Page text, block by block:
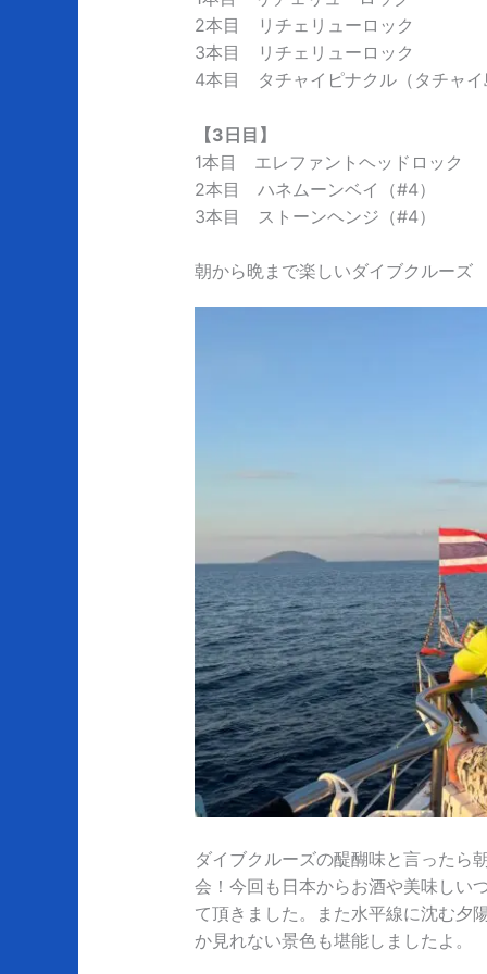
2本目 リチェリューロック
3本目 リチェリューロック
4本目 タチャイピナクル（タチャイ
【3日目】
1本目 エレファントヘッドロック
2本目 ハネムーンベイ（#4）
3本目 ストーンヘンジ（#4）
朝から晩まで楽しいダイブクルーズ
ダイブクルーズの醍醐味と言ったら
会！今回も日本からお酒や美味しい
て頂きました。また水平線に沈む夕
か見れない景色も堪能しましたよ。